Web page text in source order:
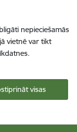
nepieciešamās
vietnē var tikt
visas